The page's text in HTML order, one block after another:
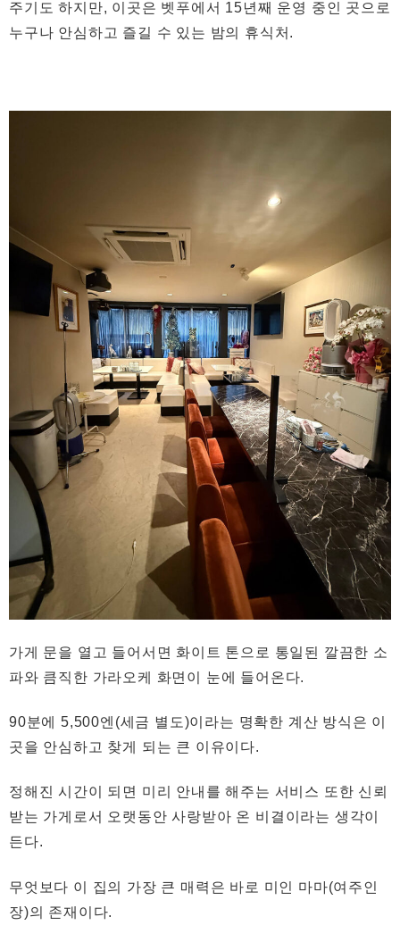
주기도 하지만, 이곳은 벳푸에서 15년째 운영 중인 곳으로
누구나 안심하고 즐길 수 있는 밤의 휴식처.
가게 문을 열고 들어서면 화이트 톤으로 통일된 깔끔한 소
파와 큼직한 가라오케 화면이 눈에 들어온다.
90분에 5,500엔(세금 별도)이라는 명확한 계산 방식은 이
곳을 안심하고 찾게 되는 큰 이유이다.
정해진 시간이 되면 미리 안내를 해주는 서비스 또한 신뢰
받는 가게로서 오랫동안 사랑받아 온 비결이라는 생각이
든다.
무엇보다 이 집의 가장 큰 매력은 바로 미인 마마(여주인
장)의 존재이다.